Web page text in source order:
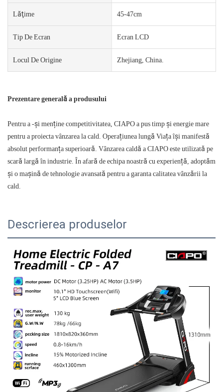
Lăţime 45-47cm
Tip De Ecran Ecran LCD
Locul De Origine Zhejiang, China.
Prezentare generală a produsului
Pentru a -și menține competitivitatea, CIAPO a pus timp și energie mare
pentru a proiecta vânzarea la cald. Operațiunea lungă Viața își manifestă
absolut performanța superioară. Vânzarea caldă a CIAPO este utilizată pe
scară largă în industrie. În afară de echipa noastră cu experiență, adoptăm
și o mașină de tehnologie avansată pentru a garanta calitatea vânzării la
cald.
Descrierea produselor